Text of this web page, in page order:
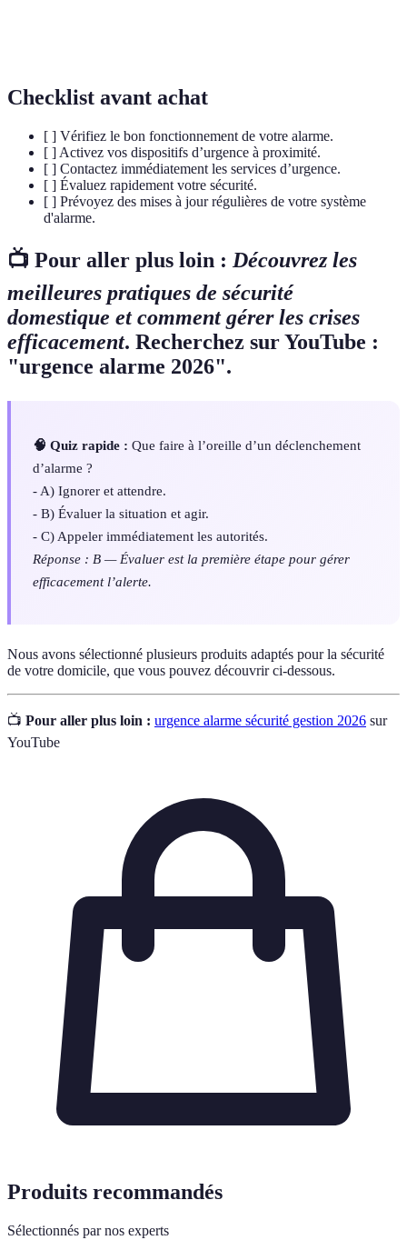
Checklist avant achat
[ ] Vérifiez le bon fonctionnement de votre alarme.
[ ] Activez vos dispositifs d’urgence à proximité.
[ ] Contactez immédiatement les services d’urgence.
[ ] Évaluez rapidement votre sécurité.
[ ] Prévoyez des mises à jour régulières de votre système
d'alarme.
📺 Pour aller plus loin : Découvrez les
meilleures pratiques de sécurité
domestique et comment gérer les crises
efficacement. Recherchez sur YouTube :
"urgence alarme 2026".
🧠 Quiz rapide : Que faire à l’oreille d’un déclenchement
d’alarme ?
- A) Ignorer et attendre.
- B) Évaluer la situation et agir.
- C) Appeler immédiatement les autorités.
Réponse : B — Évaluer est la première étape pour gérer
efficacement l’alerte.
Nous avons sélectionné plusieurs produits adaptés pour la sécurité
de votre domicile, que vous pouvez découvrir ci-dessous.
📺 Pour aller plus loin : urgence alarme sécurité gestion 2026 sur
YouTube
Produits recommandés
Sélectionnés par nos experts